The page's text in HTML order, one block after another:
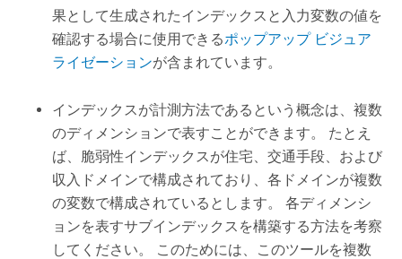
果として生成されたインデックスと入力変数の値を
確認する場合に使用できるポップアップ ビジュア
ライゼーションが含まれています。
インデックスが計測方法であるという概念は、複数
のディメンションで表すことができます。 たとえ
ば、脆弱性インデックスが住宅、交通手段、および
収入ドメインで構成されており、各ドメインが複数
の変数で構成されているとします。 各ディメンシ
ョンを表すサブインデックスを構築する方法を考察
してください。 このためには、このツールを複数